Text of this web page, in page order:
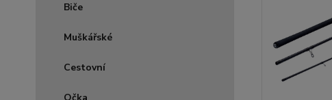
Biče
Muškářské
Cestovní